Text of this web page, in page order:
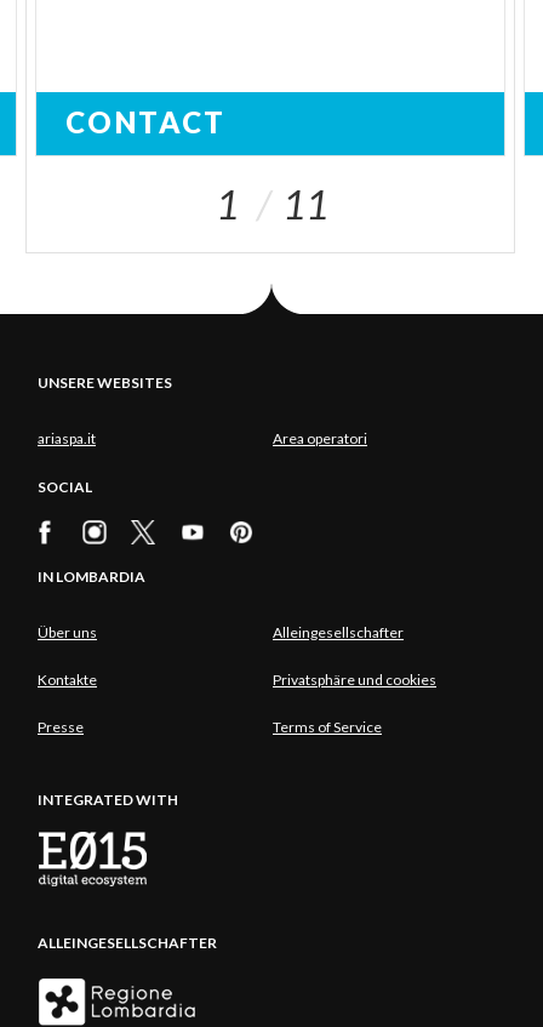
CONTACT
1 11
UNSERE WEBSITES
ariaspa.it Area operatori
SOCIAL
IN LOMBARDIA
Über uns Alleingesellschafter
Kontakte Privatsphäre und cookies
Presse Terms of Service
INTEGRATED WITH
ALLEINGESELLSCHAFTER